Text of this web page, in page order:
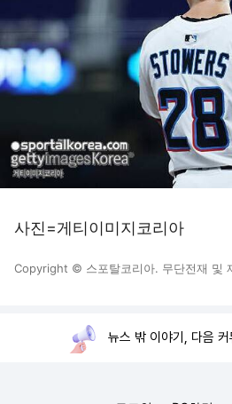
사진=게티이미지코리아
Copyright © 스포탈코리아. 무단전재 및
뉴스 밖 이야기, 다음 커